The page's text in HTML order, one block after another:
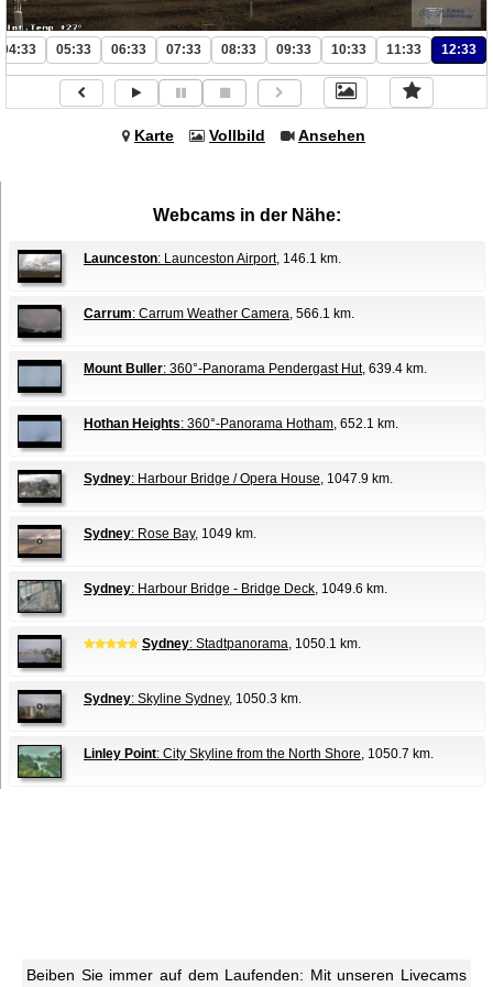
04:33 05:33 06:33 07:33 08:33 09:33 10:33 11:33 12:33
Karte Vollbild Ansehen
Webcams in der Nähe:
Launceston: Launceston Airport, 146.1 km.
Carrum: Carrum Weather Camera, 566.1 km.
Mount Buller: 360°-Panorama Pendergast Hut, 639.4 km.
Hothan Heights: 360°-Panorama Hotham, 652.1 km.
Sydney: Harbour Bridge / Opera House, 1047.9 km.
Sydney: Rose Bay, 1049 km.
Sydney: Harbour Bridge - Bridge Deck, 1049.6 km.
Sydney: Stadtpanorama, 1050.1 km.
Sydney: Skyline Sydney, 1050.3 km.
Linley Point: City Skyline from the North Shore, 1050.7 km.
Beiben Sie immer auf dem Laufenden: Mit unseren Livecams